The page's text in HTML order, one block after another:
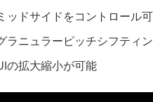
ッドサイドをコントロール
ラニュラーピッチシフティ
の拡大縮小が可能